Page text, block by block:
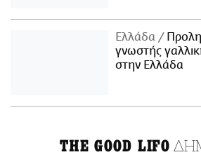
Ελλάδα
γνωστής
στην Ελλάδα
THE GOOD LIFO